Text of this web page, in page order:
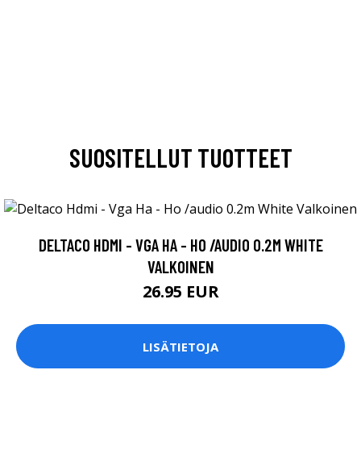
SUOSITELLUT TUOTTEET
DELTACO HDMI - VGA HA - HO /AUDIO 0.2M WHITE
VALKOINEN
26.95 EUR
LISÄTIETOJA